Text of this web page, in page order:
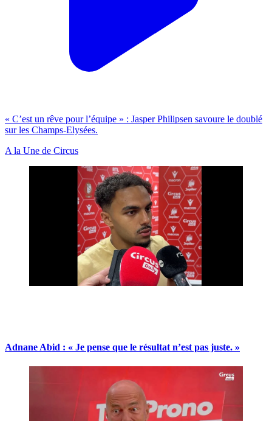
« C’est un rêve pour l’équipe » : Jasper Philipsen savoure le doublé
sur les Champs-Elysées.
A la Une de Circus
Adnane Abid : « Je pense que le résultat n’est pas juste. »